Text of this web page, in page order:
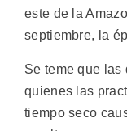
este de la
septiembre, la
Se teme que las
quienes las
tiempo seco